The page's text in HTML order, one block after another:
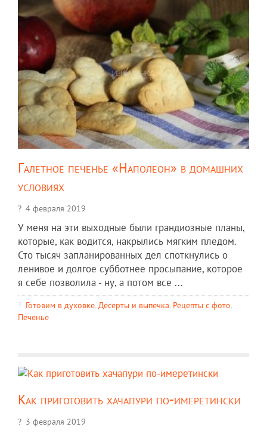
Галетное печенье «Наполеон» в домашних
условиях
4 февраля 2019
У меня на эти выходные были грандиозные планы,
которые, как водится, накрылись мягким пледом.
Сто тысяч запланированных дел споткнулись о
ленивое и долгое субботнее просыпание, которое
я себе позволила - ну, а потом все ...
Готовим в духовке, Десерты и выпечка, Рецепты c фото,
Печенье
Как приготовить хачапури по-имеретински
3 февраля 2019